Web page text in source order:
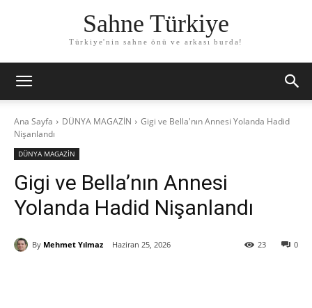
Sahne Türkiye
Türkiye'nin sahne önü ve arkası burda!
Ana Sayfa DÜNYA MAGAZİN
Gigi ve Bella'nın Annesi Yolanda Hadid
Nişanlandı
DÜNYA MAGAZİN
Gigi ve Bella’nın Annesi
Yolanda Hadid Nişanlandı
By Mehmet Yılmaz Haziran 25, 2026 0
23